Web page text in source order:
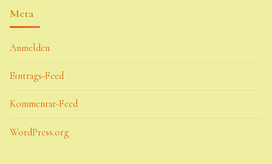
Meta
Anmelden
Eintrags-Feed
Kommentar-Feed
WordPress.org